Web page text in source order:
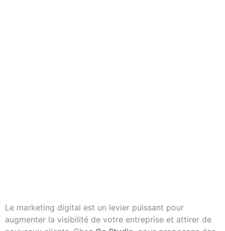
Le marketing digital est un levier puissant pour
augmenter la visibilité de votre entreprise et attirer de